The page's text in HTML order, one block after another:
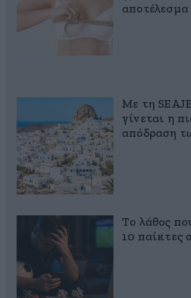
αποτέλεσμα
Με τη
γίνεται η
απόδραση
Το λάθος
10 παίκτες